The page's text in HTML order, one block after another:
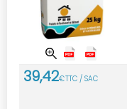
39,42€TTC / SAC